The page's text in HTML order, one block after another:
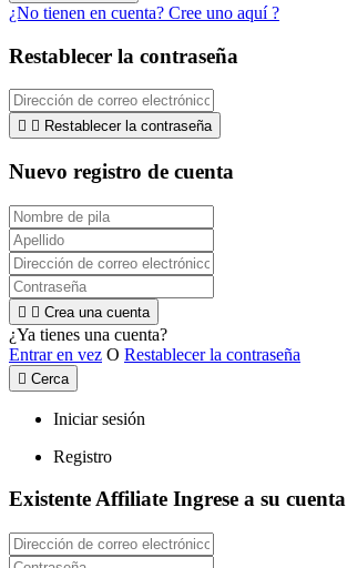
¿No tienen en cuenta? Cree uno aquí ?
Restablecer la contraseña
  Restablecer la contraseña
Nuevo registro de cuenta
  Crea una cuenta
¿Ya tienes una cuenta?
Entrar en vez O Restablecer la contraseña
 Cerca
Iniciar sesión
Registro
Existente Affiliate Ingrese a su cuenta